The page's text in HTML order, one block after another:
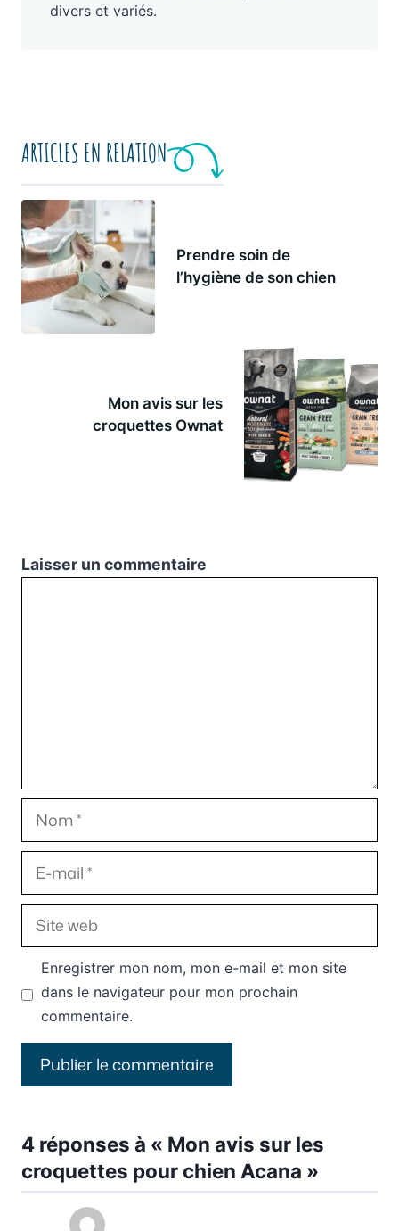
divers et variés.
ARTICLES EN RELATION
Prendre soin de
l’hygiène de son chien
Mon avis sur les
croquettes Ownat
Laisser un commentaire
Nom
E-
mail
Site
web
Enregistrer mon nom, mon e-mail et mon site
dans le navigateur pour mon prochain
commentaire.
4 réponses à « Mon avis sur les
croquettes pour chien Acana »